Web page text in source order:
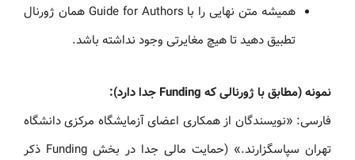
همیشه متن نهایی را با Guide for Authors همان ژورنال
تطبیق دهید تا هیچ مغایرتی وجود نداشته باشد.
نمونه (مطابق با ژورنالی که Funding جدا دارد):
فارسی: «نویسندگان از همکاری اعضای آزمایشگاه مرکزی دانشگاه
تهران سپاسگزارند.» (حمایت مالی جدا در بخش Funding ذکر